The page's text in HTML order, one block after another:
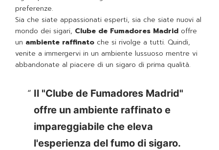
preferenze.
Sia che siate appassionati esperti, sia che siate nuovi al
mondo dei sigari, Clube de Fumadores Madrid offre
un ambiente raffinato che si rivolge a tutti. Quindi,
venite a immergervi in un ambiente lussuoso mentre vi
abbandonate al piacere di un sigaro di prima qualità.
Il "Clube de Fumadores Madrid"
offre un ambiente raffinato e
impareggiabile che eleva
l'esperienza del fumo di sigaro.